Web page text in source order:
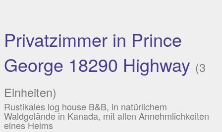
Privatzimmer in Prince
George 18290 Highway (3
Einheiten)
Rustikales log house B&B, in natürlichem
Waldgelände in Kanada, mit allen Annehmlichkeiten
eines Heims